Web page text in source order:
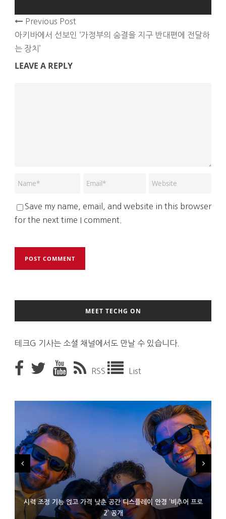
Previous Post
아키바에서 선보인 ‘가정부의 숨결을 지구 반대편에 전달하
는 장치’
LEAVE A REPLY
Save my name, email, and website in this browser
for the next time I comment.
MEET TECHG ON
테크G 기사는 소셜 채널에서도 만날 수 있습니다.
RSS List
시력 조정 기능 얹고 가격 낮춘 공간 디스플레이 안경 ‘비추어 프로
2’ 공개
D램 부족에 10억달러어치 아이폰18 프로세서 패키징 대기 중
300~400달러 반지형 스피커 준비하는 오픈AI